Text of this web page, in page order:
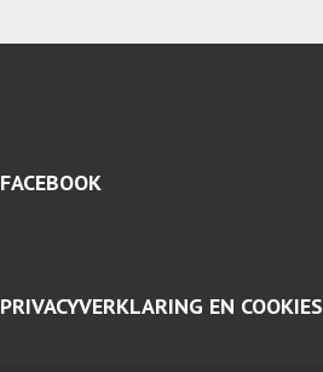
FACEBOOK
PRIVACYVERKLARING EN COOKIES